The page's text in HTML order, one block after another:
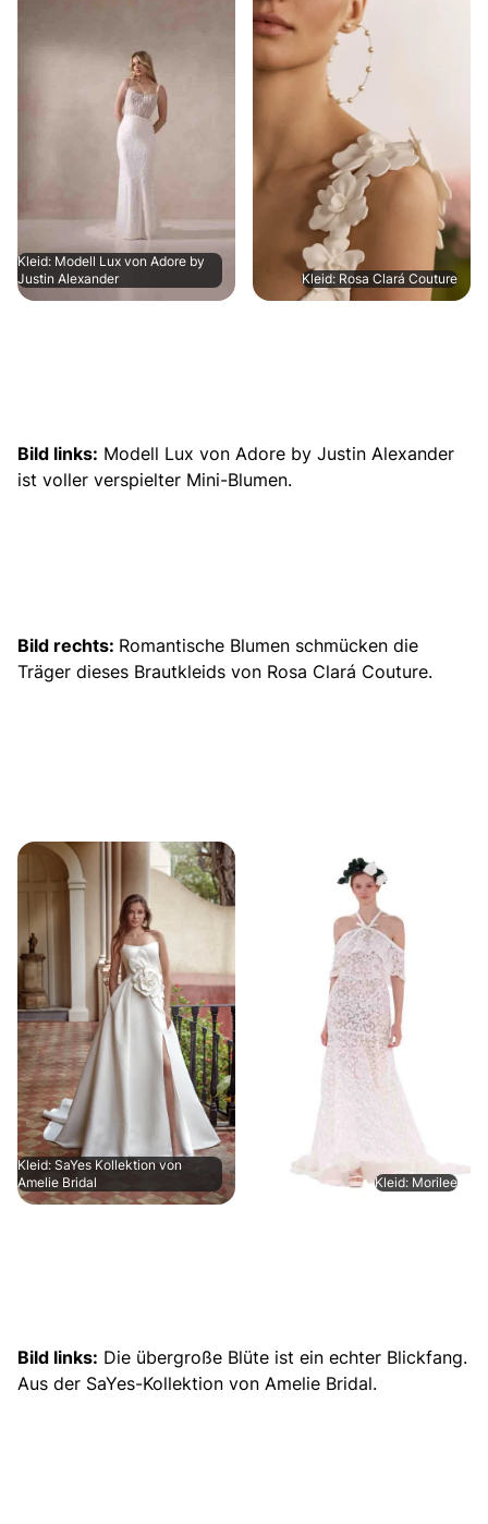
Kleid: Modell Lux von Adore by
Justin Alexander
Kleid: Rosa Clará Couture
Bild links: Modell Lux von Adore by Justin Alexander
ist voller verspielter Mini-Blumen.
Bild rechts: Romantische Blumen schmücken die
Träger dieses Brautkleids von Rosa Clará Couture.
Kleid: SaYes Kollektion von
Amelie Bridal
Kleid: Morilee
Bild links: Die übergroße Blüte ist ein echter Blickfang.
Aus der SaYes-Kollektion von Amelie Bridal.